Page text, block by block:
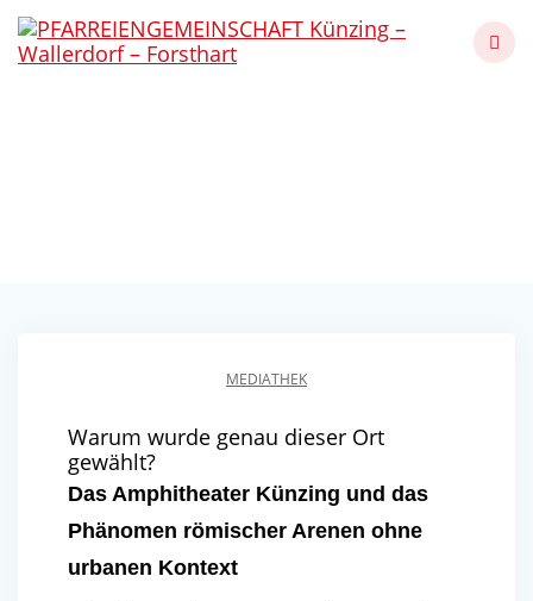
to
MEDIATHEK
Warum wurde genau dieser Ort
gewählt?
Das Amphitheater Künzing und das
Phänomen römischer Arenen ohne
urbanen Kontext